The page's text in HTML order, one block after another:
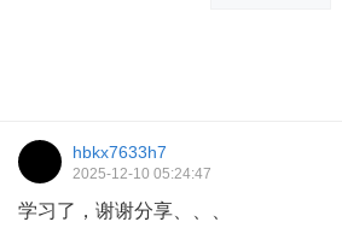
hbkx7633h7
2025-12-10 05:24:47
学习了，谢谢分享、、、